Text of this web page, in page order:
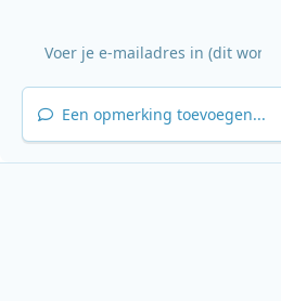
Een opmerking toevoegen...